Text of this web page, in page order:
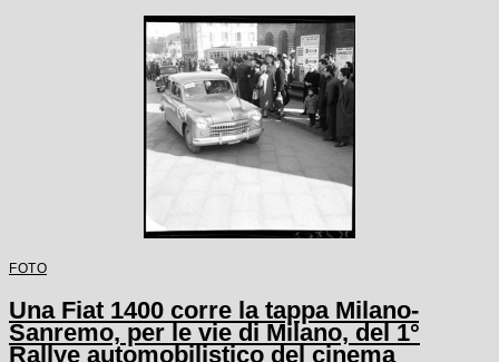
FOTO
Una Fiat 1400 corre la tappa Milano-
Sanremo, per le vie di Milano, del 1°
Rallye automobilistico del cinema